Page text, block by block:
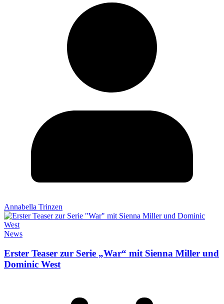
Annabella Trinzen
News
Erster Teaser zur Serie „War“ mit Sienna Miller und
Dominic West